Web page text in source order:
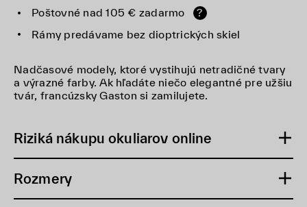
Poštovné nad 105 € zadarmo
?
Rámy predávame bez dioptrických skiel
Nadčasové modely, ktoré vystihujú netradičné tvary
a výrazné farby. Ak hľadáte niečo elegantné pre užšiu
tvár, francúzsky Gaston si zamilujete.
Riziká nákupu okuliarov online
Rozmery